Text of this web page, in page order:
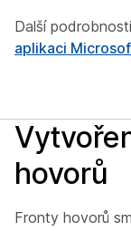
Další
aplikaci
hovorů
Fronty hovorů